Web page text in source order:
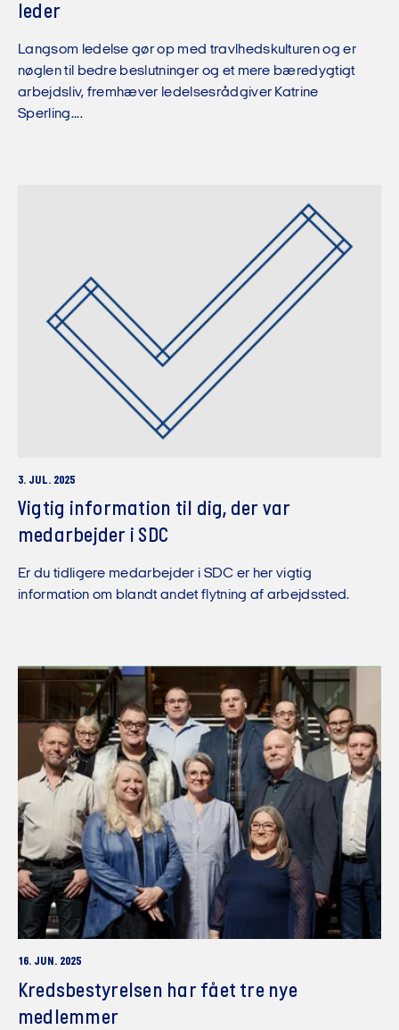
leder
Langsom ledelse gør op med travlhedskulturen og er
nøglen til bedre beslutninger og et mere bæredygtigt
arbejdsliv, fremhæver ledelsesrådgiver Katrine
Sperling....
3. JUL. 2025
Vigtig information til dig, der var
medarbejder i SDC
Er du tidligere medarbejder i SDC er her vigtig
information om blandt andet flytning af arbejdssted.
16. JUN. 2025
Kredsbestyrelsen har fået tre nye
medlemmer